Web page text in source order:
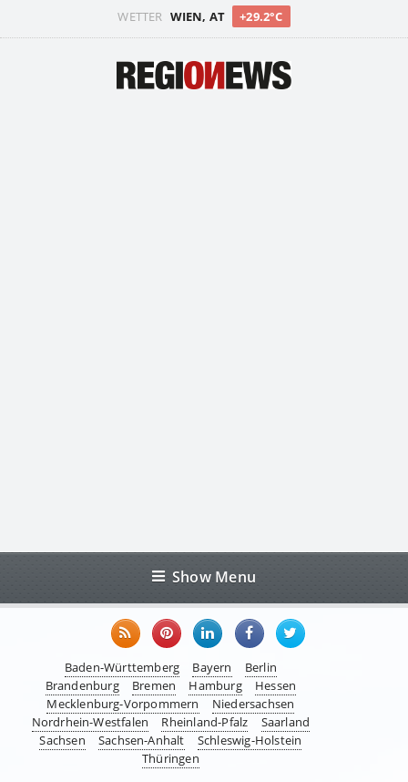
WETTER WIEN, AT +29.2°C
Show Menu
Baden-Württemberg Bayern
Berlin
Brandenburg
Bremen Hamburg
Hessen
Mecklenburg-Vorpommern
Niedersachsen
Nordrhein-Westfalen
Rheinland-Pfalz
Saarland
Sachsen
Sachsen-Anhalt
Schleswig-Holstein
Thüringen